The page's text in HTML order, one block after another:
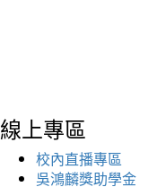
線上專區
校內直播專區
吳鴻麟獎助學金